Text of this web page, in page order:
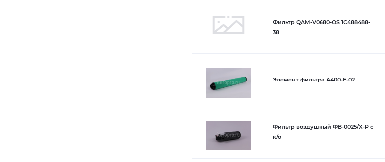
Фильтр QAМ-V0680-OS 1C488488-
38
Элемент фильтра A400-Е-02
Фильтр воздушный ФВ-0025/X-P с
к/о